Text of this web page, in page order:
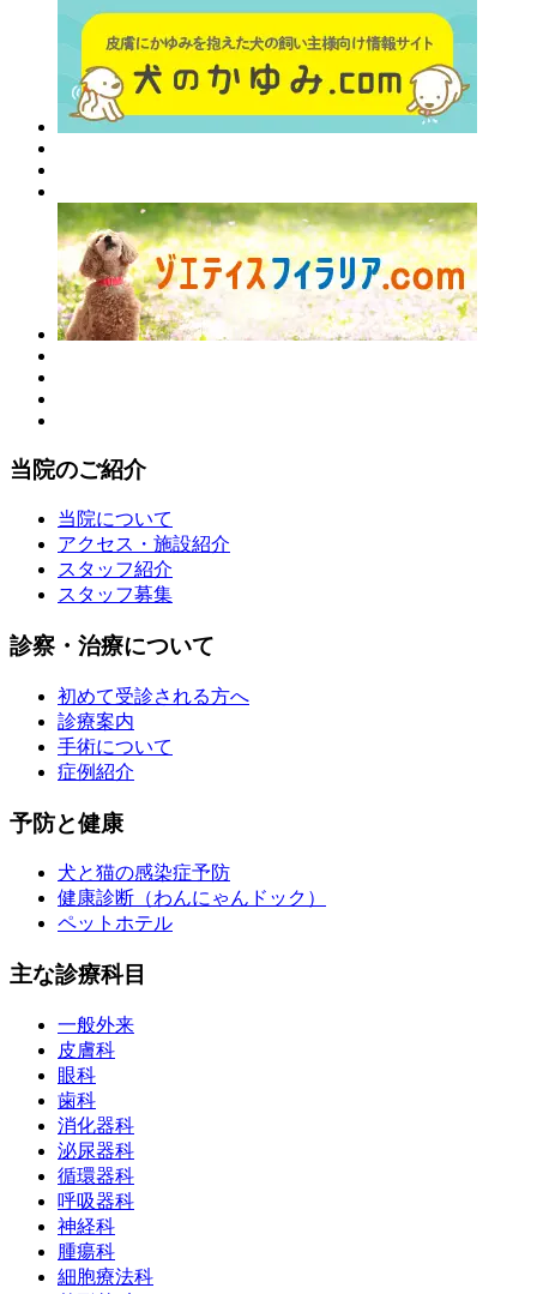
当院のご紹介
当院について
アクセス・施設紹介
スタッフ紹介
スタッフ募集
診察・治療について
初めて受診される方へ
診療案内
手術について
症例紹介
予防と健康
犬と猫の感染症予防
健康診断（わんにゃんドック）
ペットホテル
主な診療科目
一般外来
皮膚科
眼科
歯科
消化器科
泌尿器科
循環器科
呼吸器科
神経科
腫瘍科
細胞療法科